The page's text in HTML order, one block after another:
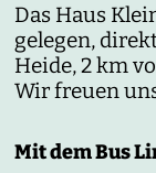
Das Haus
gelegen,
Heide, 2 km
Wir freuen
Mit dem Bus